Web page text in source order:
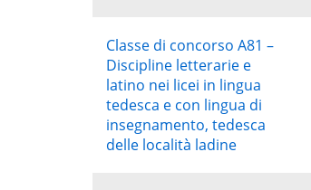
Classe di concorso A81 –
Discipline letterarie e
latino nei licei in lingua
tedesca e con lingua di
insegnamento, tedesca
delle località ladine